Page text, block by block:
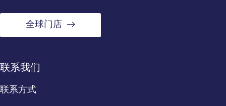
全球门店
联系我们
联系方式